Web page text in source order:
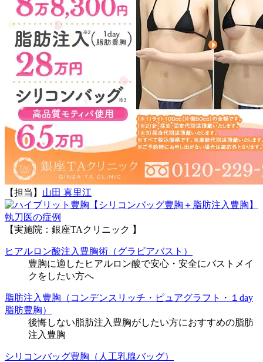
【担当】 山田 真里江
執刀医の症例
【実施院：銀座TAクリニック 】
ヒアルロン酸注入豊胸術（グラビアバスト）
豊胸に適したヒアルロン酸で安心・安全にバストメイ
クをしたい方へ
脂肪注入豊胸（コンデンスリッチ・ピュアグラフト・１day
脂肪豊胸）
後悔しない脂肪注入豊胸がしたい方におすすめの脂肪
注入豊胸
シリコンバッグ豊胸（人工乳腺バッグ）